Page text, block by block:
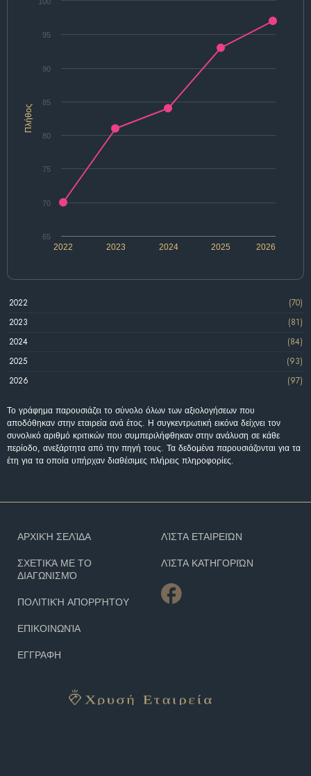
Πλήθος
2025
2022 2023 2024 2026
65
70
75
80
85
90
95
2022
(70)
2023
(81)
2024
(84)
2025
(93)
2026
(97)
Το γράφημα παρουσιάζει το σύνολο όλων των αξιολογήσεων που
αποδόθηκαν στην εταιρεία ανά έτος. Η συγκεντρωτική εικόνα δείχνει τον
συνολικό αριθμό κριτικών που συμπεριλήφθηκαν στην ανάλυση σε κάθε
περίοδο, ανεξάρτητα από την πηγή τους. Τα δεδομένα παρουσιάζονται για τα
έτη για τα οποία υπήρχαν διαθέσιμες πλήρεις πληροφορίες.
ΑΡΧΙΚΉ ΣΕΛΊΔΑ
ΣΧΕΤΙΚΆ ΜΕ ΤΟ
ΔΙΑΓΩΝΙΣΜΌ
ΠΟΛΙΤΙΚΉ ΑΠΟΡΡΉΤΟΥ
ΕΠΙΚΟΙΝΩΝΊΑ
ΕΓΓΡΑΦΗ
ΛΊΣΤΑ ΕΤΑΙΡΕΙΏΝ
ΛΊΣΤΑ ΚΑΤΗΓΟΡΙΏΝ